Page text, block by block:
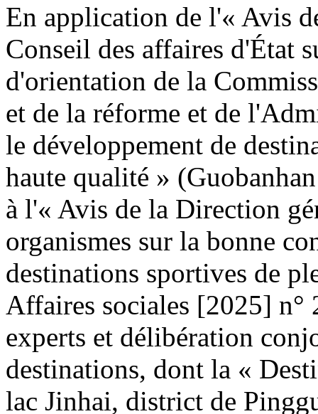
En application de l'« Avis
Conseil des affaires d'État
d'orientation de la
et de la réforme et de
le développement de
haute qualité »
à l'« Avis de la Direction
organismes sur la bonne
destinations sportives de
Affaires sociales [2025] n°
experts et délibération
destinations, dont la «
lac Jinhai, district de